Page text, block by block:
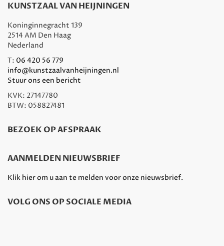
KUNSTZAAL VAN HEIJNINGEN
Koninginnegracht 139
2514 AM Den Haag
Nederland
T: 06 420 56 779
info@kunstzaalvanheijningen.nl
Stuur ons een bericht
KVK: 27147780
BTW: 058827481
BEZOEK OP AFSPRAAK
AANMELDEN NIEUWSBRIEF
Klik hier om u aan te melden voor onze nieuwsbrief.
VOLG ONS OP SOCIALE MEDIA